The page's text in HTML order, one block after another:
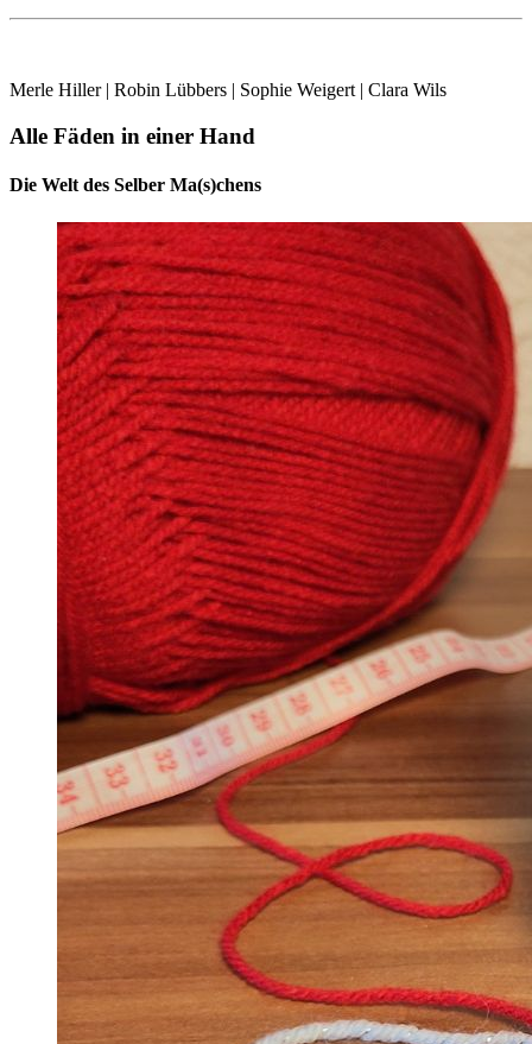
Merle Hiller | Robin Lübbers | Sophie Weigert | Clara Wils
Alle Fäden in einer Hand
Die Welt des Selber Ma(s)chens